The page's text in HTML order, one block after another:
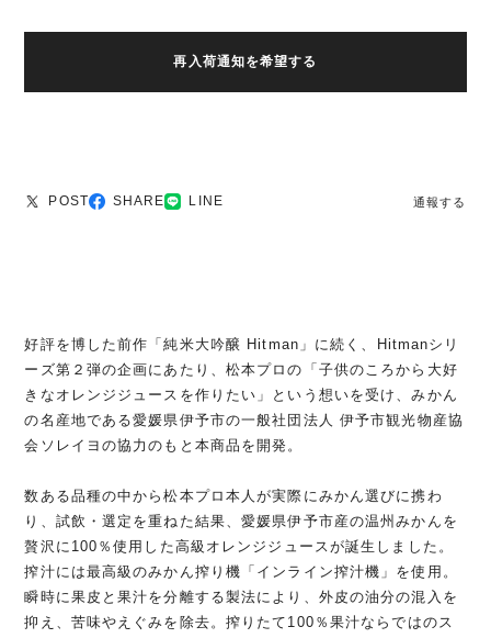
再入荷通知を希望する
POST SHARE LINE 通報する
好評を博した前作「純米大吟醸 Hitman」に続く、Hitmanシリ
ーズ第２弾の企画にあたり、松本プロの「子供のころから大好
きなオレンジジュースを作りたい」という想いを受け、みかん
の名産地である愛媛県伊予市の一般社団法人 伊予市観光物産協
会ソレイヨの協力のもと本商品を開発。
数ある品種の中から松本プロ本人が実際にみかん選びに携わ
り、試飲・選定を重ねた結果、愛媛県伊予市産の温州みかんを
贅沢に100％使用した高級オレンジジュースが誕生しました。
搾汁には最高級のみかん搾り機「インライン搾汁機」を使用。
瞬時に果皮と果汁を分離する製法により、外皮の油分の混入を
抑え、苦味やえぐみを除去。搾りたて100％果汁ならではのス